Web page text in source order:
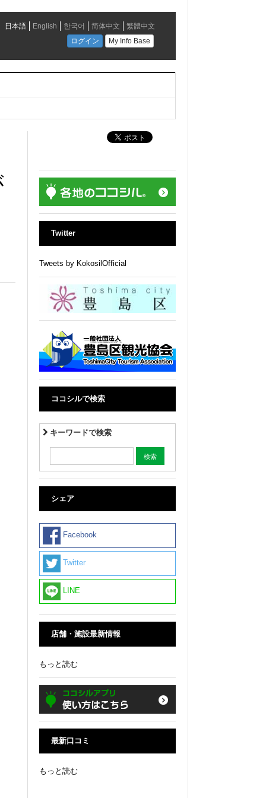
Twitter
Tweets by KokosilOfficial
ココシルで検索
キーワードで検索
シェア
Facebook
Twitter
LINE
店舗・施設最新情報
もっと読む
最新口コミ
もっと読む